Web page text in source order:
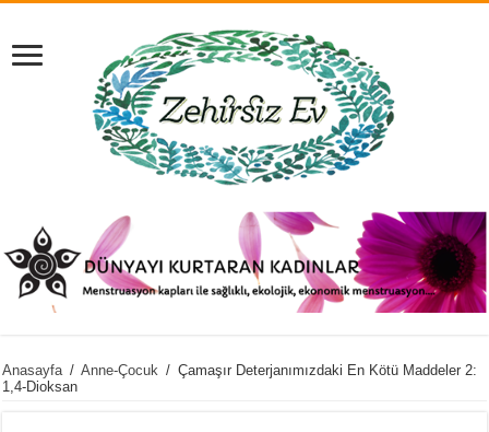
Anasayfa / Anne-Çocuk / Çamaşır Deterjanımızdaki En Kötü Maddeler 2:
1,4-Dioksan